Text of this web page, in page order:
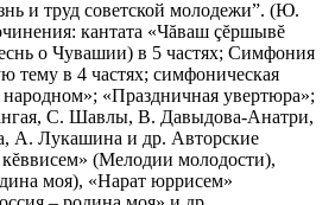
и труд советской молодежи”. (Ю.
кантата «Чăваш çĕршывĕ
о Чувашии) в 5 частях; Симфония
тему в 4 частях; симфоническая
«Праздничная увертюра»;
С. Шавлы, В. Давыдова-Анатри,
А. Лукашина и др. Авторские
(Мелодии молодости),
моя), «Нарат юррисем»